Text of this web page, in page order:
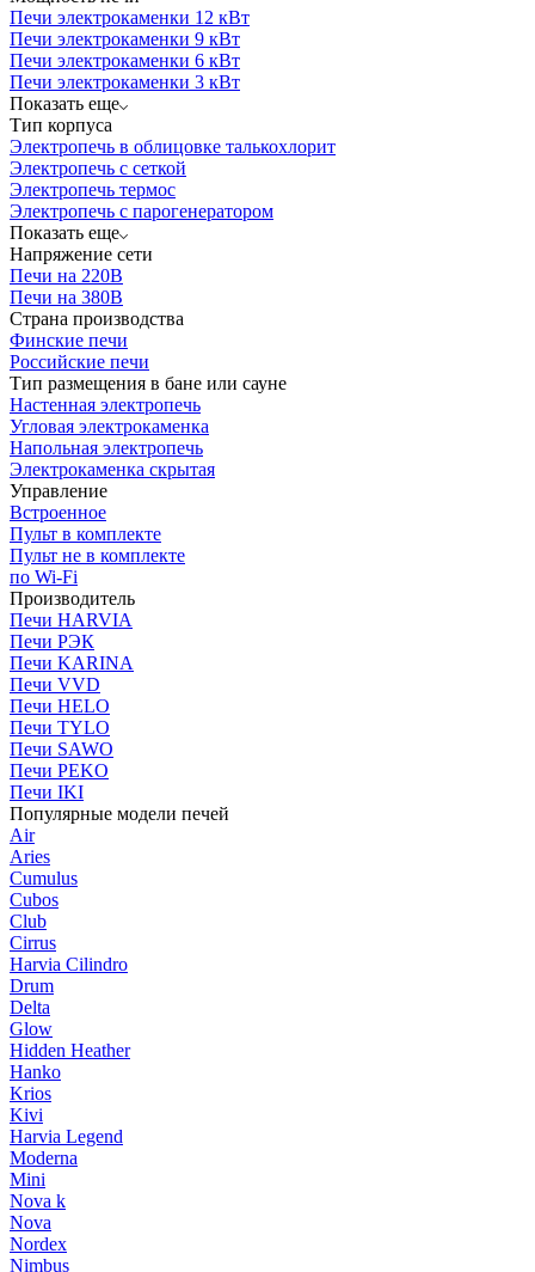
Печи электрокаменки 12 кВт
Печи электрокаменки 9 кВт
Печи электрокаменки 6 кВт
Печи электрокаменки 3 кВт
Показать еще
Тип корпуса
Электропечь в облицовке талькохлорит
Электропечь с сеткой
Электропечь термос
Электропечь с парогенератором
Показать еще
Напряжение сети
Печи на 220В
Печи на 380В
Страна производства
Финские печи
Российские печи
Тип размещения в бане или сауне
Настенная электропечь
Угловая электрокаменка
Напольная электропечь
Электрокаменка скрытая
Управление
Встроенное
Пульт в комплекте
Пульт не в комплекте
по Wi-Fi
Производитель
Печи HARVIA
Печи РЭК
Печи KARINA
Печи VVD
Печи HELO
Печи TYLO
Печи SAWO
Печи PEKO
Печи IKI
Популярные модели печей
Air
Aries
Cumulus
Cubos
Club
Cirrus
Harvia Cilindro
Drum
Delta
Glow
Hidden Heather
Hanko
Krios
Kivi
Harvia Legend
Moderna
Mini
Nova k
Nova
Nordex
Nimbus